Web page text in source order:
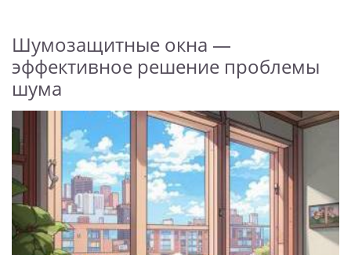
Шумозащитные окна —
эффективное решение проблемы
шума